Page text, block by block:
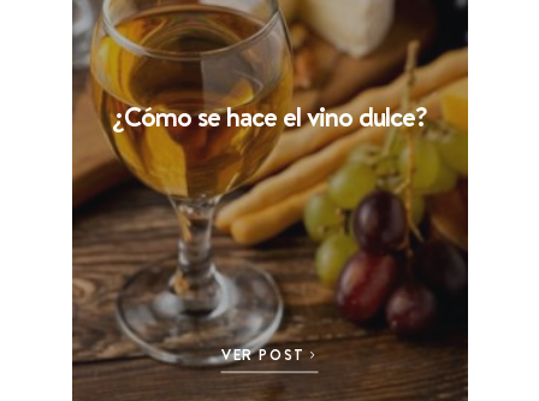
¿Cómo se hace el vino dulce?
VER POST